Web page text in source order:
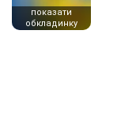
показати
обкладинку